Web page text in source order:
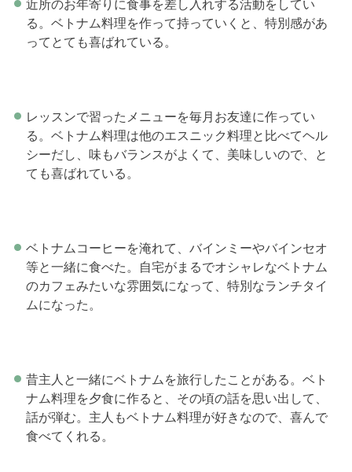
近所のお年寄りに食事を差し入れする活動をしてい
る。ベトナム料理を作って持っていくと、特別感があ
ってとても喜ばれている。
レッスンで習ったメニューを毎月お友達に作ってい
る。ベトナム料理は他のエスニック料理と比べてヘル
シーだし、味もバランスがよくて、美味しいので、と
ても喜ばれている。
ベトナムコーヒーを淹れて、バインミーやバインセオ
等と一緒に食べた。自宅がまるでオシャレなベトナム
のカフェみたいな雰囲気になって、特別なランチタイ
ムになった。
昔主人と一緒にベトナムを旅行したことがある。ベト
ナム料理を夕食に作ると、その頃の話を思い出して、
話が弾む。主人もベトナム料理が好きなので、喜んで
食べてくれる。